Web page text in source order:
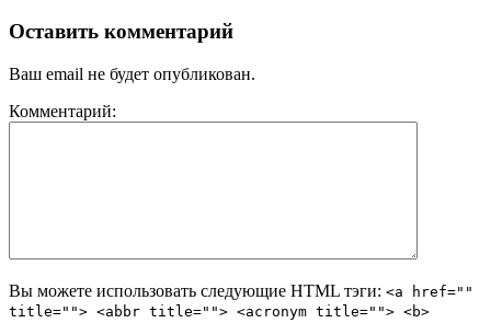
Оставить комментарий
Ваш email не будет опубликован.
Комментарий:
Вы можете использовать следующие HTML тэги: <a href=""
title=""> <abbr title=""> <acronym title=""> <b>